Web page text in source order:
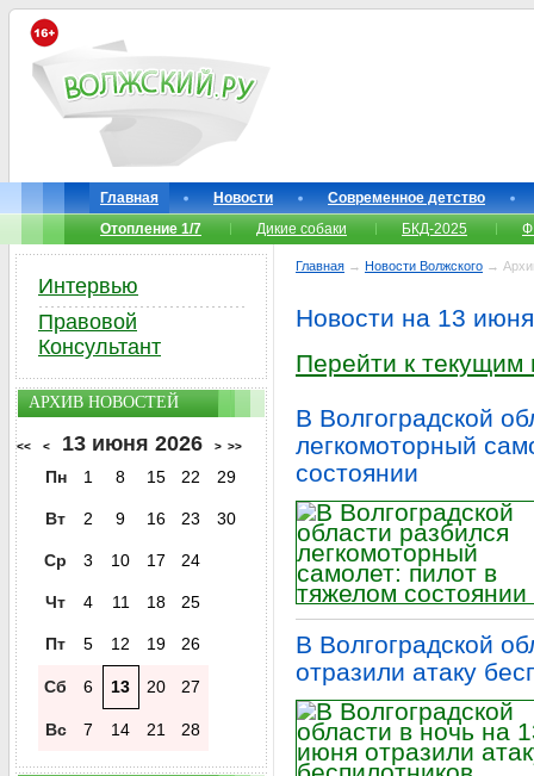
Главная Новости
Современное детство
Отопление 1/7
Дикие собаки БКД-2025
Главная → Новости Волжского →
Новости на 13
Перейти к текущим
В Волгоградской
легкомоторный
состоянии
В Волгоградской
отразили атаку
Интервью
Правовой
Консультант
АРХИВ НОВОСТЕЙ
<< < 13 июня 2026 > >>
Пн 1 8 15 22 29
Вт 2 9 16 23 30
Ср 3 10 17 24
Чт 4 11 18 25
Пт 5 12 19 26
Сб 6 13 20 27
Вс 7 14 21 28